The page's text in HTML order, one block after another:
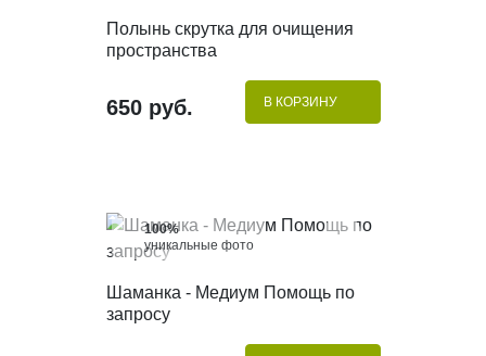
КУПИТЬ В 1 КЛИК
Полынь скрутка для очищения
пространства
650 руб. В КОРЗИНУ
100%
уникальные фото
КУПИТЬ В 1 КЛИК
Шаманка - Медиум Помощь по
запросу